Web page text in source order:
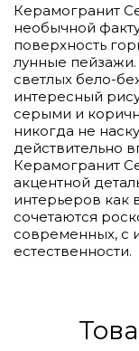
Керамогранит
необычной
поверхность
лунные
светлых бело-
интересный
серыми и
никогда не
действительно
Керамогранит
акцентной
интерьеров как
сочетаются
современных, с
естественности.